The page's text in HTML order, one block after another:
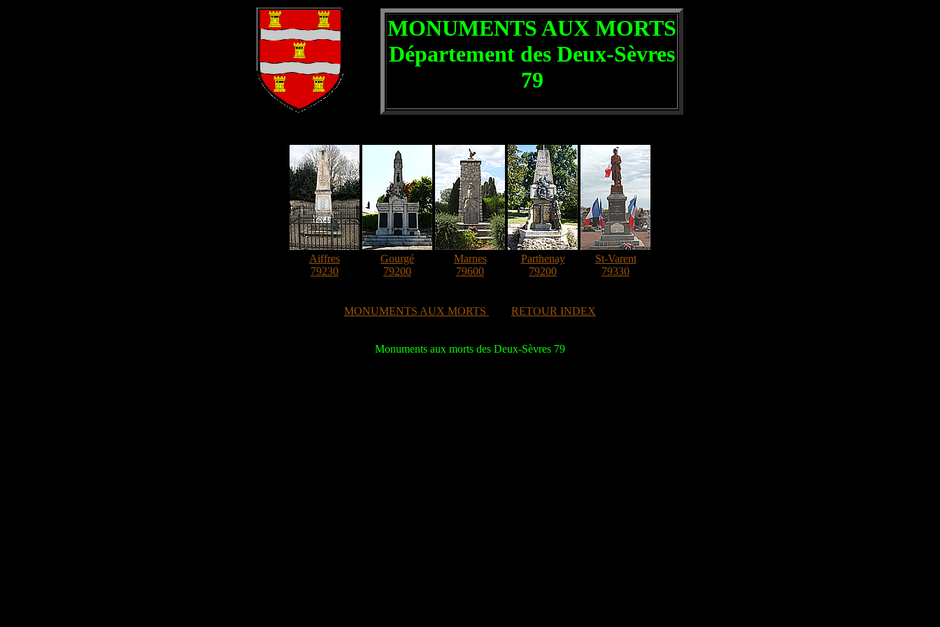
MONUMENTS AUX MORTS
Département des Deux-Sèvres
79
Aiffres
79230
Gourgé
79200
Marnes
79600
Parthenay
79200
St-Varent
79330
MONUMENTS AUX MORTS RETOUR INDEX
Monuments aux morts des Deux-Sèvres 79